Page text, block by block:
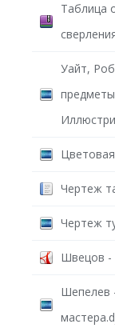
Таблица
Уайт,
Чертеж
Чертеж
Швецов -
Шепелев